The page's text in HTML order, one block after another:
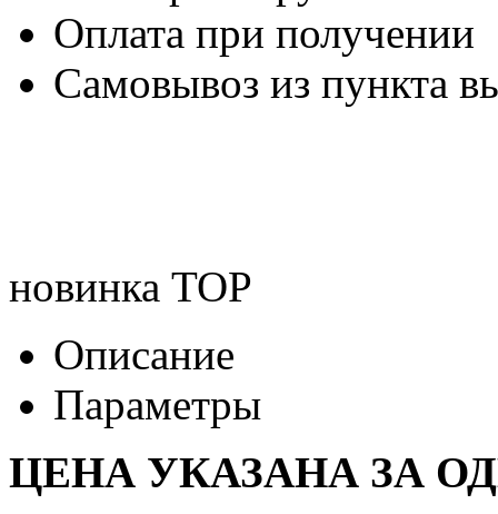
Оплата при получении
Самовывоз из пункта
новинка TOP
Описание
Параметры
ЦЕНА УКАЗАНА ЗА